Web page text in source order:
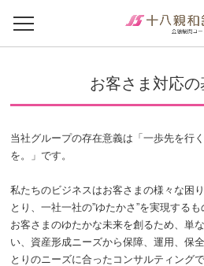
お客さま対応
当社グループの存在意義は「一歩先を行
を。」です。
私たちのビジネスはお客さまの様々な困
とり、一社一社の”ゆたかさ”を実現するも
お客さまのゆたかな未来を創るため、単
い、資産形成ニーズから保障、運用、保
とりのニーズに合ったコンサルティング